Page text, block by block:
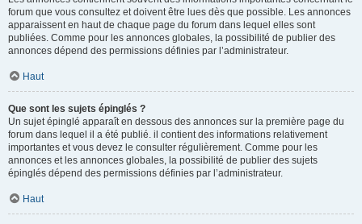
forum que vous consultez et doivent être lues dès que possible. Les annonces
apparaissent en haut de chaque page du forum dans lequel elles sont
publiées. Comme pour les annonces globales, la possibilité de publier des
annonces dépend des permissions définies par l’administrateur.
Haut
Que sont les sujets épinglés ?
Un sujet épinglé apparaît en dessous des annonces sur la première page du
forum dans lequel il a été publié. il contient des informations relativement
importantes et vous devez le consulter régulièrement. Comme pour les
annonces et les annonces globales, la possibilité de publier des sujets
épinglés dépend des permissions définies par l’administrateur.
Haut